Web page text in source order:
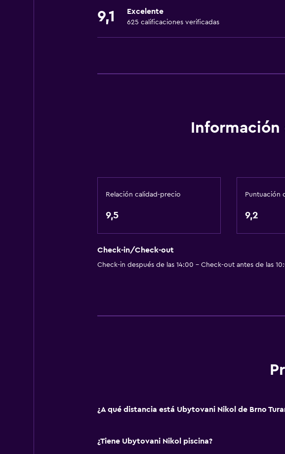
Tostadora
Baño
Accesibilidad y adecuación
Unidad ubicada en la planta baja
Almohada sin plumas
Plantas superiores accesibles por escaleras
Piso de parquet o madera noble
Estacionamiento y transporte
9,1 Excelente
625 calificaciones verificadas
Información
Relación calidad-precio
9,5
Puntuación
9,2
Check-in/Check-out
Check-in después de las 14:00 - Check-out antes de las
¿A qué distancia está Ubytovani Nikol de Brno
¿Tiene Ubytovani Nikol piscina?